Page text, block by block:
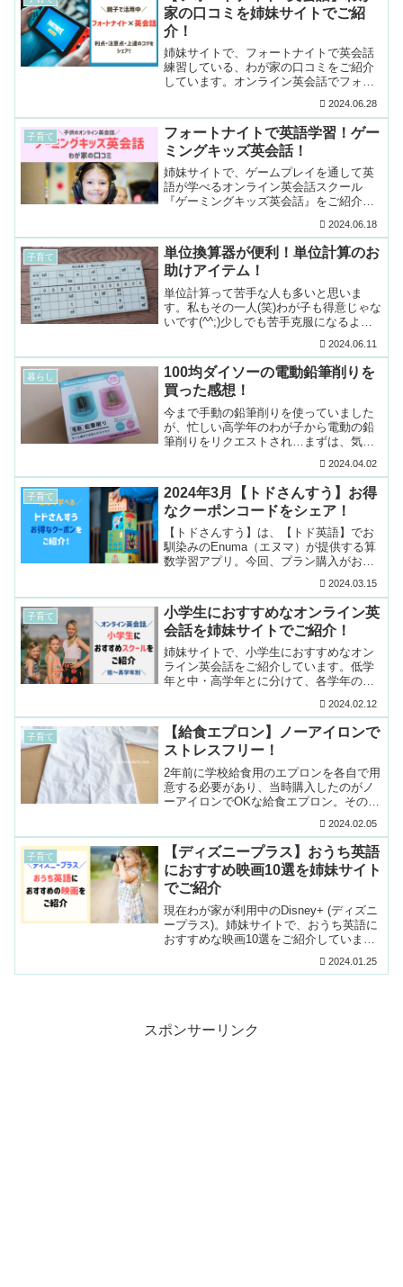
家の口コミを姉妹サイトでご紹
介！
姉妹サイトで、フォートナイトで英会話
練習している、わが家の口コミをご紹介
しています。オンライン英会話でフォー
習にフォートナイトを取り入れる利点や
注意したい点、上達の...
2024.06.28
子育て
フォートナイトで英語学習！ゲー
ミングキッズ英会話！
姉妹サイトで、ゲームプレイを通して英
語が学べるオンライン英会話スクール
『ゲーミングキッズ英会話』をご紹介し
「FORTNITE」だけですが、今後も人気
のゲームタイトルが...
2024.06.18
子育て
単位換算器が便利！単位計算のお
助けアイテム！
単位計算って苦手な人も多いと思いま
す。私もその一人(笑)わが子も得意じゃな
いです(^^;)少しでも苦手克服になるよ
器」なるものがあることを知って、手作
りしてみました...
2024.06.11
暮らし
100均ダイソーの電動鉛筆削りを
買った感想！
今まで手動の鉛筆削りを使っていました
が、忙しい高学年のわが子から電動の鉛
筆削りをリクエストされ…まずは、気に
を購入してみました！魅力はなんと言っ
ても価格。税込3...
2024.04.02
子育て
2024年3月【トドさんすう】お得
なクーポンコードをシェア！
【トドさんすう】は、【トド英語】でお
馴染みのEnuma（エヌマ）が提供する算
数学習アプリ。今回、プラン購入がお得
ただきましたので、ご紹介します！
【2024.4月追記...
2024.03.15
子育て
小学生におすすめなオンライン英
会話を姉妹サイトでご紹介！
姉妹サイトで、小学生におすすめなオン
ライン英会話をご紹介しています。低学
年と中・高学年とに分けて、各学年の傾
みが異なるので、【目的】【条件】【子
供の性格】を念頭に置...
2024.02.12
子育て
【給食エプロン】ノーアイロンで
ストレスフリー！
2年前に学校給食用のエプロンを各自で用
意する必要があり、当時購入したのがノ
ーアイロンでOKな給食エプロン。その後
許容範囲！生地もしっかりしていて、購
入してよかったの...
2024.02.05
子育て
【ディズニープラス】おうち英語
におすすめ映画10選を姉妹サイト
でご紹介
現在わが家が利用中のDisney+ (ディズニ
ープラス)。姉妹サイトで、おうち英語に
おすすめな映画10選をご紹介していま
ズニーやピクサーの作品を存分に観られ
2024.01.25
スポンサーリンク